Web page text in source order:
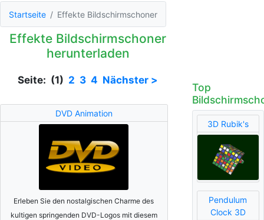
Startseite Effekte Bildschirmschoner
Effekte Bildschirmschoner
herunterladen
Seite: (1) 2 3 4 Nächster >
DVD Animation
Erleben Sie den nostalgischen Charme des
kultigen springenden DVD-Logos mit diesem
Top
3D Rubik's
Pendulum
Clock 3D